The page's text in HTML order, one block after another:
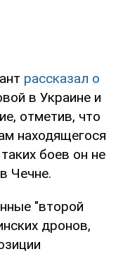
рассказал о
в Украине и
отметив, что
находящегося
боев он не
Чечне.
"второй
дронов,